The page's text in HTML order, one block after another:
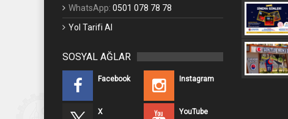
WhatsApp: 0501 078 78 78
Yol Tarifi Al
SOSYAL AĞLAR
Facebook Instagram
X YouTube